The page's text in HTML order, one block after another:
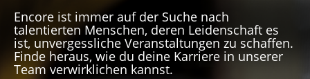
Encore ist immer auf der Suche nach
talentierten Menschen, deren Leidenschaft es
ist, unvergessliche Veranstaltungen zu schaffen.
Finde heraus, wie du deine Karriere in unserer
Team verwirklichen kannst.